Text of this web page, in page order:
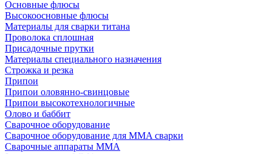
Основные флюсы
Высокоосновные флюсы
Материалы для сварки титана
Проволока сплошная
Присадочные прутки
Материалы специального назначения
Строжка и резка
Припои
Припои оловянно-свинцовые
Припои высокотехнологичные
Олово и баббит
Сварочное оборудование
Сварочное оборудование для MMA сварки
Сварочные аппараты MMA